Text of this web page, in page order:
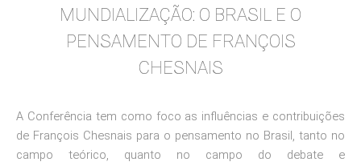
MUNDIALIZAÇÃO: O BRASIL E O
PENSAMENTO DE FRANÇOIS
CHESNAIS
A Conferência tem como foco as influências e contribuições
de François Chesnais para o pensamento no Brasil, tanto no
campo teórico, quanto no campo do debate e